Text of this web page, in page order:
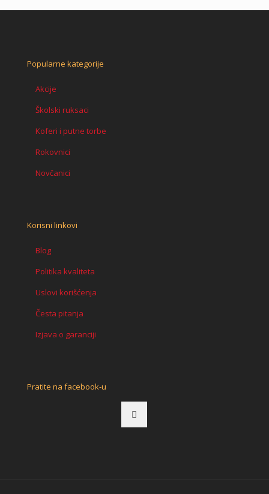
Popularne kategorije
Akcije
Školski ruksaci
Koferi i putne torbe
Rokovnici
Novčanici
Korisni linkovi
Blog
Politika kvaliteta
Uslovi korišćenja
Česta pitanja
Izjava o garanciji
Pratite na facebook-u